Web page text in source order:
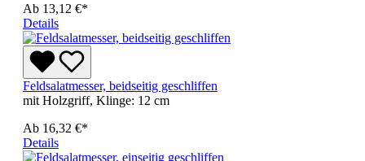
Ab 13,12 €*
Details
Feldsalatmesser, beidseitig geschliffen
mit Holzgriff, Klinge: 12 cm
Ab 16,32 €*
Details